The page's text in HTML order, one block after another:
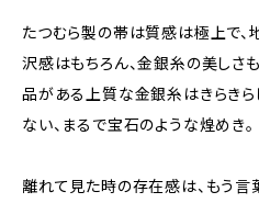
たつむら製の帯は質感は極上で
沢感はもちろん、金銀糸の美しさも
品がある上質な金銀糸はきらき
ない、まるで宝石のような煌めき。
離れて見た時の存在感は、もう言